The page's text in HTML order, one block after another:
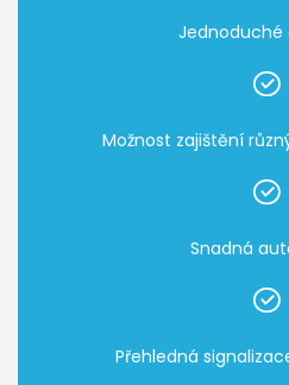
Jednoduché
Možnost zajištění
Snadná
Přehledná